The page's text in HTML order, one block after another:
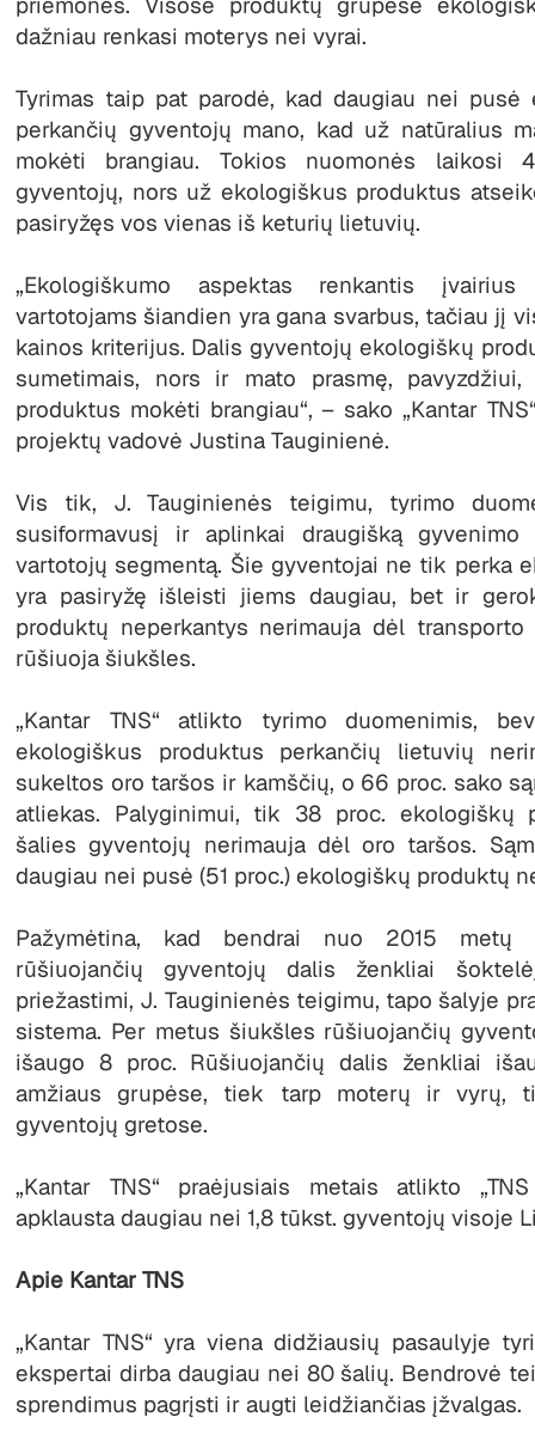
dažniau renkasi moterys nei vyrai.
Tyrimas taip pat parodė, kad daugiau nei pusė
perkančių gyventojų mano, kad už natūralius
mokėti brangiau. Tokios nuomonės laikosi
gyventojų, nors už ekologiškus produktus
pasiryžęs vos vienas iš keturių lietuvių.
„Ekologiškumo aspektas renkantis
vartotojams šiandien yra gana svarbus, tačiau jį
kainos kriterijus. Dalis gyventojų ekologiškų
sumetimais, nors ir mato prasmę,
produktus mokėti brangiau“, – sako „Kantar
projektų vadovė Justina Tauginienė.
Vis tik, J. Tauginienės teigimu, tyrimo
susiformavusį ir aplinkai draugišką gyvenimo
vartotojų segmentą. Šie gyventojai ne tik perka
yra pasiryžę išleisti jiems daugiau, bet ir
produktų neperkantys nerimauja dėl
rūšiuoja šiukšles.
„Kantar TNS“ atlikto tyrimo duomenimis,
ekologiškus produktus perkančių lietuvių
sukeltos oro taršos ir kamščių, o 66 proc. sako
atliekas. Palyginimui, tik 38 proc. ekologiškų
šalies gyventojų nerimauja dėl oro taršos.
daugiau nei pusė (51 proc.) ekologiškų produktų
Pažymėtina, kad bendrai nuo 2015 metų
rūšiuojančių gyventojų dalis ženkliai
priežastimi, J. Tauginienės teigimu, tapo šalyje
sistema. Per metus šiukšles rūšiuojančių
išaugo 8 proc. Rūšiuojančių dalis ženkliai
amžiaus grupėse, tiek tarp moterų ir vyrų,
gyventojų gretose.
„Kantar TNS“ praėjusiais metais atlikto
apklausta daugiau nei 1,8 tūkst. gyventojų visoje
Apie Kantar TNS
„Kantar TNS“ yra viena didžiausių pasaulyje
ekspertai dirba daugiau nei 80 šalių. Bendrovė
sprendimus pagrįsti ir augti leidžiančias įžvalgas.